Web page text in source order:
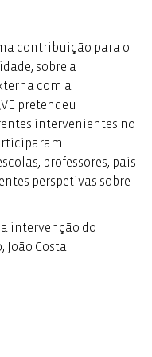
a Conferência
com música
pelo centro histórico
realizado
Committee), foi
dos espaços,
organização e
aqui destacar a
em Maio de 2019, o
e tomadas de
e financeiro,
contribuição para o
sobre a
com a
pretendeu
intervenientes no
professores, pais
perspetivas sobre
intervenção do
Costa.